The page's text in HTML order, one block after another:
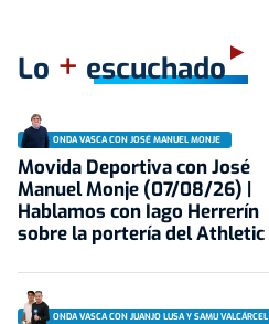
Lo + escuchado
ONDA VASCA CON JOSÉ MANUEL MONJE
Movida Deportiva con José
Manuel Monje (07/08/26) |
Hablamos con Iago Herrerín
sobre la portería del Athletic
ONDA VASCA CON JUANJO LUSA Y SAMU VALCÁRCEL